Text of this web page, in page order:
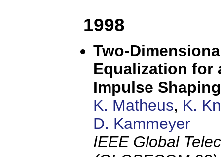
1998
Two-
Equalization for
Impulse
K. Matheus, K.
D. Kammeyer
IEEE Global